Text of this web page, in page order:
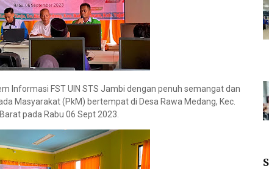
Informasi FST UIN STS Jambi dengan penuh semangat dan
Masyarakat (PkM) bertempat di Desa Rawa Medang, Kec.
pada Rabu 06 Sept 2023.